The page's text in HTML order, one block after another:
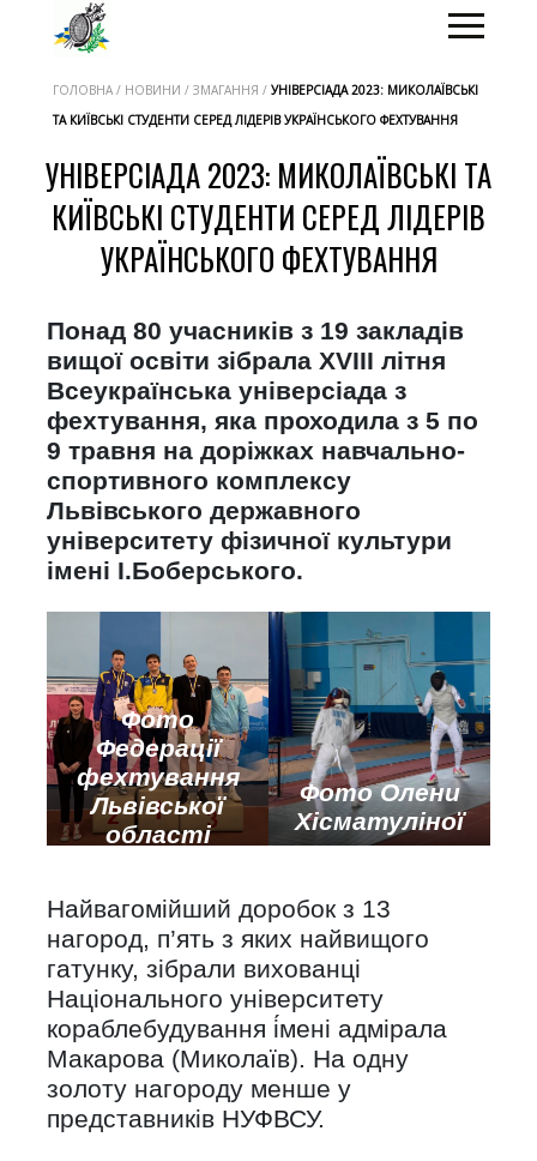
ГОЛОВНА / НОВИНИ / ЗМАГАННЯ / УНІВЕРСІАДА 2023: МИКОЛАЇВСЬКІ
ТА КИЇВСЬКІ СТУДЕНТИ СЕРЕД ЛІДЕРІВ УКРАЇНСЬКОГО ФЕХТУВАННЯ
УНІВЕРСІАДА 2023: МИКОЛАЇВСЬКІ ТА
КИЇВСЬКІ СТУДЕНТИ СЕРЕД ЛІДЕРІВ
УКРАЇНСЬКОГО ФЕХТУВАННЯ
Понад 80 учасників з 19 закладів
вищої освіти зібрала XVІII літня
Всеукраїнська універсіада з
фехтування, яка проходила з 5 по
9 травня на доріжках навчально-
спортивного комплексу
Львівського державного
університету фізичної культури
імені І.Боберського.
Фото
Федерації
фехтування
Львівської
області
Фото Олени
Хісматуліної
Найвагомійший доробок з 13
нагород, п’ять з яких найвищого
гатунку, зібрали вихованці
Національного університету
кораблебудування і́мені адмірала
Макарова (Миколаїв). На одну
золоту нагороду менше у
представників НУФВСУ.